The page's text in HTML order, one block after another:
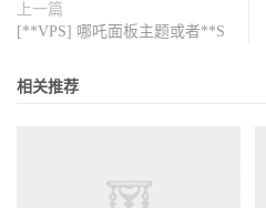
上一篇
[**VPS] 哪吒面板主题或者**S
相关推荐